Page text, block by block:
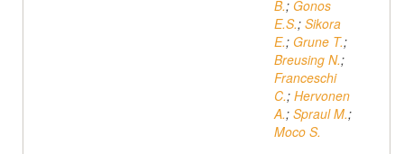
B.; Gonos
E.S.; Sikora
E.; Grune T.;
Breusing N.;
Franceschi
C.; Hervonen
A.; Spraul M.;
Moco S.